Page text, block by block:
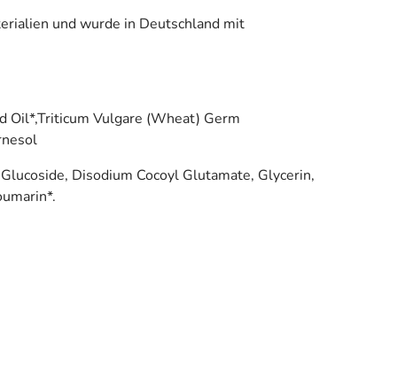
und wurde in Deutschland mit
Oil*,Triticum Vulgare (Wheat) Germ
Disodium Cocoyl Glutamate, Glycerin,